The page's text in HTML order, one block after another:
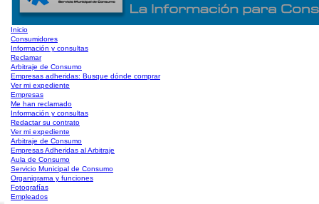
Inicio
Consumidores
Información y consultas
Reclamar
Arbitraje de Consumo
Empresas adheridas: Busque dónde comprar
Ver mi expediente
Empresas
Me han reclamado
Información y consultas
Redactar su contrato
Ver mi expediente
Arbitraje de Consumo
Empresas Adheridas al Arbitraje
Aula de Consumo
Servicio Municipal de Consumo
Organigrama y funciones
Fotografías
Empleados